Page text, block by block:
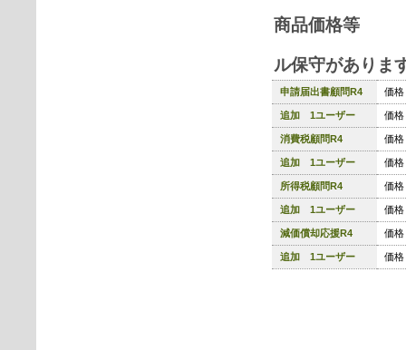
商品価格
ル保守がありま
申請届出書顧問R4 価
追加 1ユーザー 価
消費税顧問R4 価
追加 1ユーザー 価
所得税顧問R4 価
追加 1ユーザー 価
減価償却応援R4 価
追加 1ユーザー 価